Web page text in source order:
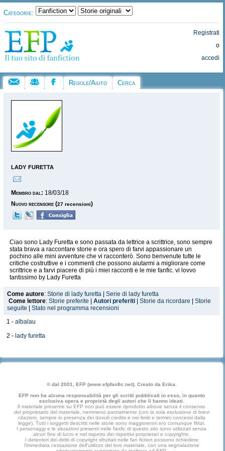
Categorie:
Registrati
o
accedi
Regole/Aiuto Cerca
lady furetta
Membro dal: 18/03/18
Nuovo recensore (27 recensioni)
Ciao sono Lady Furetta e sono passata da lettrice a scrittrice, sono sempre
stata brava a raccontare storie e ora spero di farvi appassionare un
pochino alle mini avventure che vi racconterò. Sono benvenute tutte le
critiche costruttive e i commenti che possono aiutarmi a migliorare come
scrittrice e a farvi piacere di più i miei racconti e le mie fanfic. vi lovvo
tantissimo by Lady Furetta
Come autore: Storie di lady furetta
Serie di lady furetta
Come lettore: Storie preferite Autori preferiti Storie da ricordare
Storie
seguite
Stato nel programma recensioni
1 - albalau
2 - lady furetta
© dal 2001, EFP (www.efpfanfic.net). Creato da Erika.
EFP non ha alcuna responsabilità per gli scritti pubblicati in esso, in quanto
esclusiva opera e proprietà degli autori che li hanno ideati.
Il materiale presente su EFP non può essere riprodotto altrove senza il consenso
del proprietario del materiale, nemmeno parzialmente (con la sola esclusione di brevi
citazioni, sempre in presenza dei dovuti credits e nei limiti e termini concessi dalla
legge). Tutti i soggetti descritti nelle storie sono maggiorenni e/o comunque fittizi.
I personaggi e le situazioni presenti nelle fanfic di questo sito sono utilizzati senza
alcun fine di lucro e nel rispetto dei rispettivi proprietari e copyrights.
I detentori dei diritti di copyright sfruttati nelle fan fiction possono richiedere
l'immediata cessazione dell'utilizzo del loro materiale, con una segnalazione